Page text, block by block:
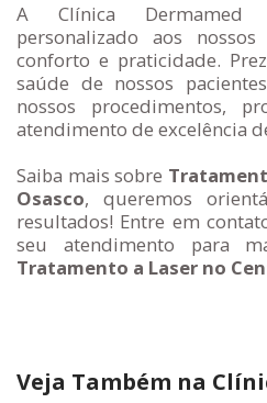
A Clínica Dermamed
personalizado aos
conforto e praticidade.
saúde de nossos
nossos procedimentos,
atendimento de excelência
Saiba mais sobre
Osasco, queremos
resultados! Entre em
seu atendimento para
Tratamento a Laser no
Veja Também na